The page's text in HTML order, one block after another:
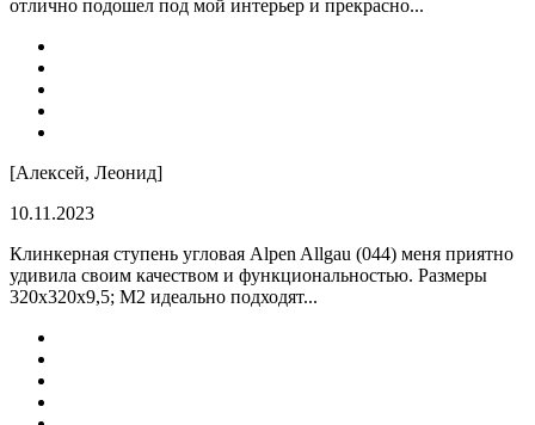
отлично подошел под мой интерьер и прекрасно...
[Алексей, Леонид]
10.11.2023
Клинкерная ступень угловая Alpen Allgau (044) меня приятно
удивила своим качеством и функциональностью. Размеры
320x320x9,5; M2 идеально подходят...